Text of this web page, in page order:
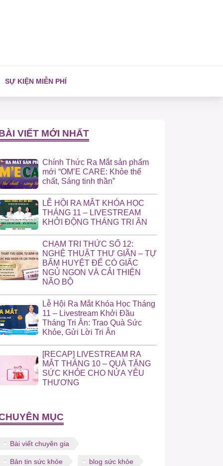
SỰ KIỆN MIỄN PHÍ
VIẾT MỚI NHẤT
Chính Thức Ra Mắt sản phẩm
mới “OM’E CARE: Khỏe thể
chất, Sáng tinh thần”
LỄ HỘI RA MẮT KHÓA HỌC
THÁNG 11 – LIVESTREAM
KHỞI ĐỘNG THÁNG TRI ÂN
CHẠM TRI THỨC SỐ 12:
NGHỆ THUẬT THƯ GIÃN – TỰ
BẤM HUYỆT ĐỂ CÓ GIẤC
NGỦ NGON VÀ CẢI THIỆN
NÃO BỘ
Lễ Hội Ra Mắt Khóa Học Tháng
11 – Livestream Khởi Đầu
Tháng Tri Ân: Trao Quà Sức
Khỏe, Gửi Lời Tri Ân
[RECAP] LIVESTREAM RA
MẮT THÁNG 10 – QUÀ TẶNG
SỨC KHỎE CHO NỬA YÊU
THƯƠNG
MỤC
Bài viết chuyên gia
Bản tin sức khỏe blog sức khỏe